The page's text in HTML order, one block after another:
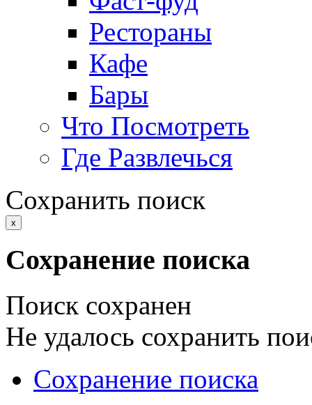
Рестораны
Кафе
Бары
Что Посмотреть
Где Развлечься
Сохранить поиск
x
Сохранение поиска
Поиск сохранен
Не удалось сохранить
Сохранение поиска